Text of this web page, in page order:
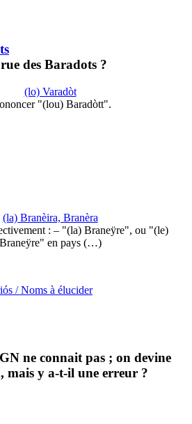
des Baradots ?
(lo) Varadòt
"(lou) Baradòtt".
(la) Branèira, Branèra
: – "(la) Braneÿre", ou "(le)
Braneÿre" en pays (…)
/ Noms à élucider
ne connait pas ; on devine
mais y a-t-il une erreur ?